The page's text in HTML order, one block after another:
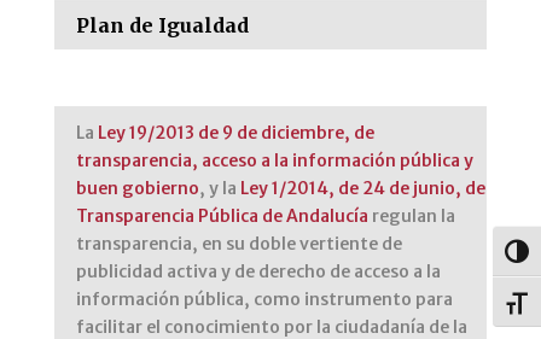
Plan de Igualdad
La Ley 19/2013 de 9 de diciembre, de
transparencia, acceso a la información pública y
buen gobierno, y la Ley 1/2014, de 24 de junio, de
Transparencia Pública de Andalucía regulan la
transparencia, en su doble vertiente de
publicidad activa y de derecho de acceso a la
información pública, como instrumento para
facilitar el conocimiento por la ciudadanía de la